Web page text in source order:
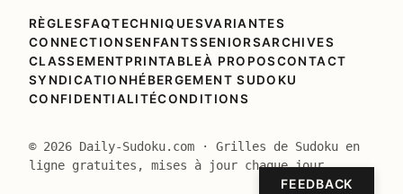
RÈGLESFAQTECHNIQUESVARIANTES
CONNECTIONSENFANTSSENIORSARCHIVES
CLASSEMENTPRINTABLEÀ PROPOSCONTACT
SYNDICATIONHÉBERGEMENT SUDOKU
CONFIDENTIALITÉCONDITIONS
© 2026 Daily-Sudoku.com · Grilles de Sudoku en
ligne gratuites, mises à jour chaque jour.
FEEDBACK